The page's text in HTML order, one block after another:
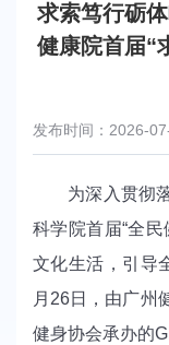
求索笃行砺
健康院首届“
发布时间：2026-
为深入贯彻落
科学院首届“全
文化生活，引导
月26日，由广州
健身协会承办的